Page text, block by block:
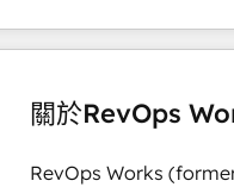
關於RevOps
RevOps Works